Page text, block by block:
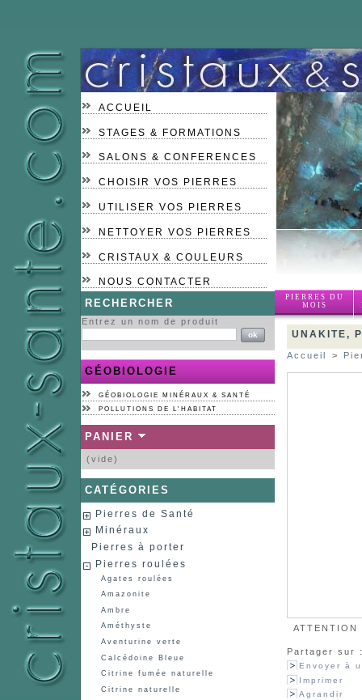
ACCUEIL
STAGES & FORMATIONS
SALONS & CONFERENCES
CHOISIR VOS PIERRES
UTILISER VOS PIERRES
NETTOYER VOS PIERRES
CRISTAUX & COULEURS
NOUS CONTACTER
PIERRES DU
MOIS
RECHERCHER
Entrez un nom de produit
GÉOBIOLOGIE
GÉOBIOLOGIE MINÉRAUX & SANTÉ
POLLUTIONS DE L'HABITAT
PANIER
(vide)
CATÉGORIES
Pierres de Santé
Minéraux
Pierres à porter
Pierres roulées
Agates roulées
Amazonite
Ambre
Améthyste
Aventurine verte
Calcédoine Bleue
Citrine fumée naturelle
Citrine naturelle
UNAKITE,
Accueil >
Partager sur
Envoyer à
Imprimer
Agrandir